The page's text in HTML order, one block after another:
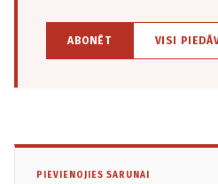
ABONĒT VISI
PIEVIENOJIES SARUNAI